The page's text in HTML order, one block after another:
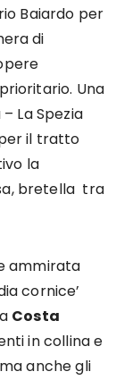
Baiardo per
di
Una
La Spezia
il tratto
la
bretella tra
ammirata
cornice’
Costa
in collina e
anche gli